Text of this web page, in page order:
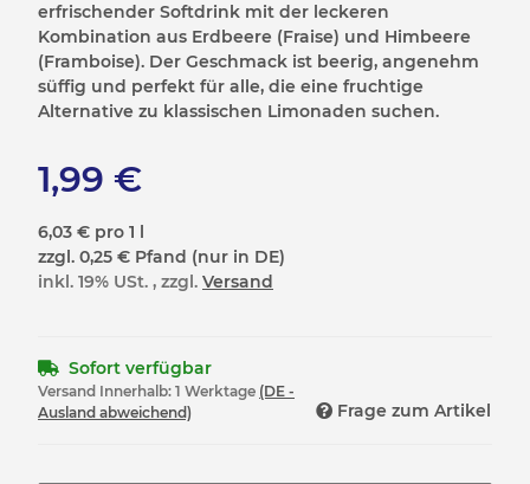
erfrischender Softdrink mit der leckeren
Kombination aus Erdbeere (Fraise) und Himbeere
(Framboise). Der Geschmack ist beerig, angenehm
süffig und perfekt für alle, die eine fruchtige
Alternative zu klassischen Limonaden suchen.
1,99 €
6,03 € pro 1 l
zzgl. 0,25 € Pfand (nur in DE)
inkl. 19% USt. , zzgl. Versand
Sofort verfügbar
Versand Innerhalb: 1 Werktage (DE -
Ausland abweichend)
Frage zum Artikel